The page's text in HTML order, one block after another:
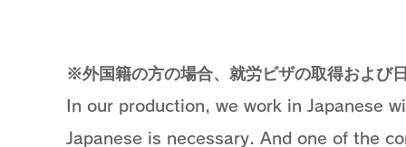
​​※外国籍の方の場合、就労ビザの取得および
In our production, we work in Japanese
Japanese is necessary. And one of the